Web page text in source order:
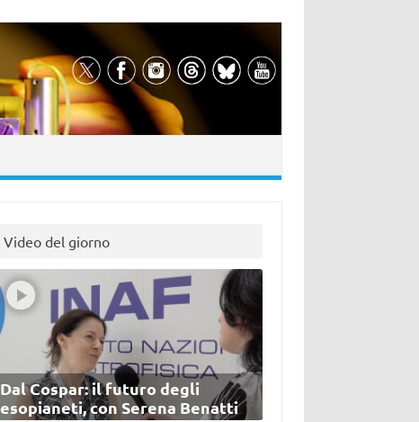
Video del giorno
Dal Cospar: il futuro degli
esopianeti, con Serena Benatti